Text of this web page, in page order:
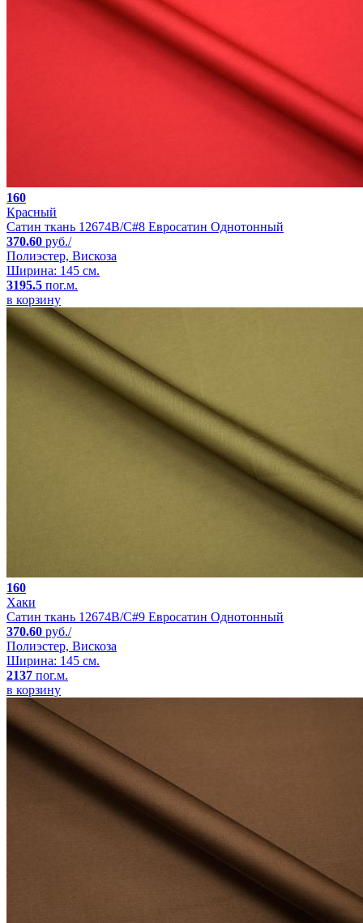
160
Красный
Сатин ткань 12674B/C#8 Евросатин Однотонный
370.60 руб./
Полиэстер, Вискоза
Ширина: 145 см.
3195.5 пог.м.
в корзину
160
Хаки
Сатин ткань 12674B/C#9 Евросатин Однотонный
370.60 руб./
Полиэстер, Вискоза
Ширина: 145 см.
2137 пог.м.
в корзину